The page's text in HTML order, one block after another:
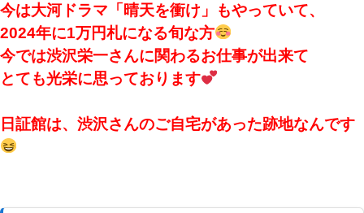
今は大河ドラマ「晴天を衝け」もやっていて、
2024年に1万円札になる旬な方
今では渋沢栄一さんに関わるお仕事が出来て
とても光栄に思っております
日証館は、渋沢さんのご自宅があった跡地なんです